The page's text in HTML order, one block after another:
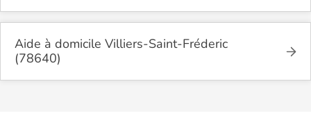
Aide à domicile Villiers-Saint-Fréderic
(78640)